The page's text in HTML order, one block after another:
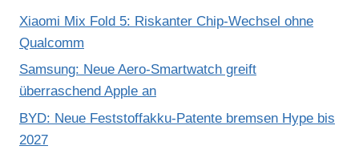
Xiaomi Mix Fold 5: Riskanter Chip-Wechsel ohne
Qualcomm
Samsung: Neue Aero-Smartwatch greift
überraschend Apple an
BYD: Neue Feststoffakku-Patente bremsen Hype bis
2027